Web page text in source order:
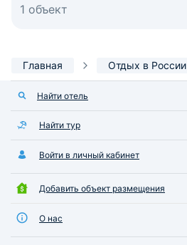
1 объект
Главная Отдых в России
Найти отель
Найти тур
Войти в личный кабинет
Добавить объект размещения
О нас